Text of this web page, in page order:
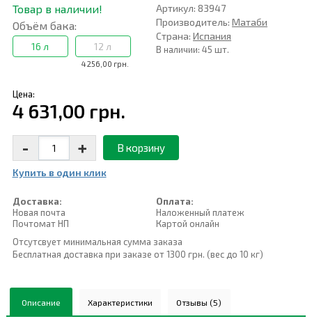
Товар в наличии!
Объём бака:
16 л
4 256,00 грн.
12 л
Артикул: 83947
Производитель: Матаби
Страна: Испания
В наличии: 45 шт.
Цена:
4 631,00 грн.
- + В корзину
Купить в один клик
Доставка:
Новая почта
Почтомат НП
Оплата:
Наложенный платеж
Картой онлайн
Отсутсвует минимальная сумма заказа
Бесплатная доставка при заказе от 1300 грн. (вес до 10 кг)
Описание Характеристики Отзывы (5)